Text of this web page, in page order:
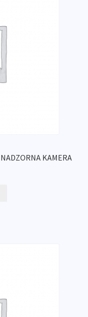
KAMERA